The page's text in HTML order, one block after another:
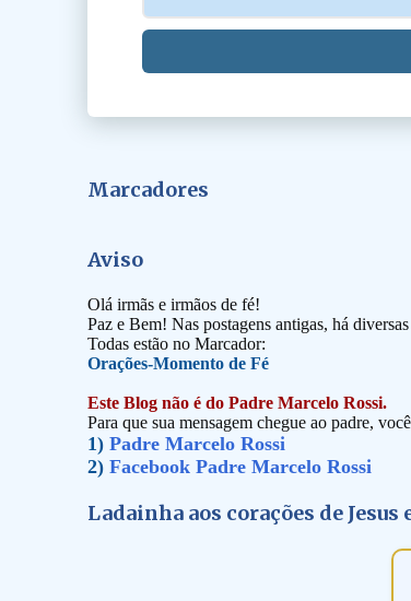
Marcadores
Aviso
Olá irmãs e irmãos de fé!
Paz e Bem! Nas postagens antigas, há
Todas estão no Marcador:
Orações-Momento de Fé
Este Blog não é do Padre Marcelo Rossi.
Para que sua mensagem chegue ao padre,
1) Padre Marcelo Rossi
2) Facebook Padre Marcelo Rossi
Ladainha aos corações de Jesus